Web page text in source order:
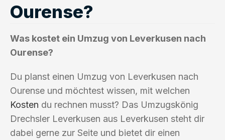
Ourense?
Was kostet ein Umzug von Leverkusen nach
Ourense?
Du planst einen Umzug von Leverkusen nach
Ourense und möchtest wissen, mit welchen
Kosten du rechnen musst? Das Umzugskönig
Drechsler Leverkusen aus Leverkusen steht dir
dabei gerne zur Seite und bietet dir einen